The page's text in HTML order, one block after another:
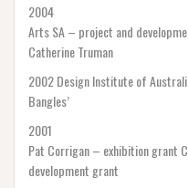
2004
Arts SA – project and
Catherine Truman
2002 Design Institute of
Bangles’
2001
Pat Corrigan – exhibition grant
development grant